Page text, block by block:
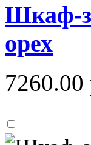
Шкаф-
орех
7260.00